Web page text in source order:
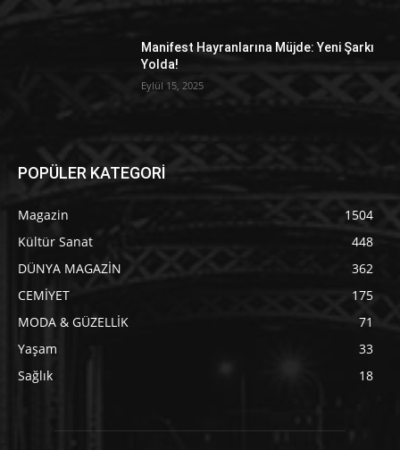
Manifest Hayranlarına Müjde: Yeni Şarkı
Yolda!
Eylül 15, 2025
POPÜLER KATEGORİ
Magazin
1504
Kültür Sanat
448
DÜNYA MAGAZİN
362
CEMİYET
175
MODA & GÜZELLİK
71
Yaşam
33
Sağlık
18